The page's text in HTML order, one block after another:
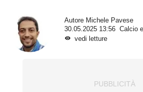
Autore Michele Pavese
30.05.2025 13:56
Calcio
vedi letture